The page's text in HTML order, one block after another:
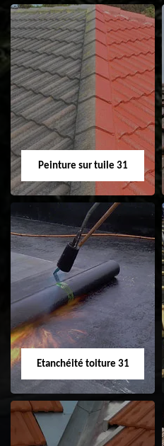
Nettoyage et
ravalement de
façade 31
Peinture sur tuile 31
Peinture sur tuile
31
Etanchéité toiture 31